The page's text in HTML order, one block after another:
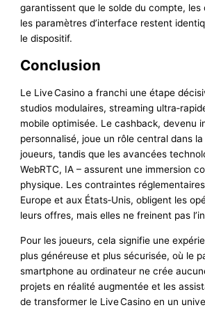
garantissent que le solde du compte,
les paramètres d’interface restent
le dispositif.
Conclusion
Le Live Casino a franchi une étape
studios modulaires, streaming
mobile optimisée. Le cashback, devenu
personnalisé, joue un rôle central dans
joueurs, tandis que les avancées
WebRTC, IA – assurent une immersion
physique. Les contraintes
Europe et aux États‑Unis, obligent les
leurs offres, mais elles ne freinent pas
Pour les joueurs, cela signifie une
plus généreuse et plus sécurisée, où le
smartphone au ordinateur ne crée
projets en réalité augmentée et les
de transformer le Live Casino en un